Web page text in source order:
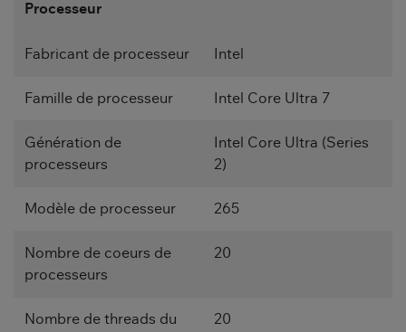
Processeur
Fabricant de processeur Intel
Famille de processeur Intel Core Ultra 7
Génération de
processeurs
Intel Core Ultra (Series
2)
Modèle de processeur 265
Nombre de coeurs de
processeurs
20
Nombre de threads du
20